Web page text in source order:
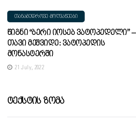
ᲗᲐᲜᲐᲛᲔᲓᲠᲝᲕᲔ ᲛᲝᲦᲕᲐᲬᲔᲔᲑᲘ
Წიგნი “ბერი Იოსებ Ვატოპედელი” –
Თავი Მეშვიდე: Ვატოპედის
Მონასტერში
21 July, 2022
Ტექსტის Ზომა